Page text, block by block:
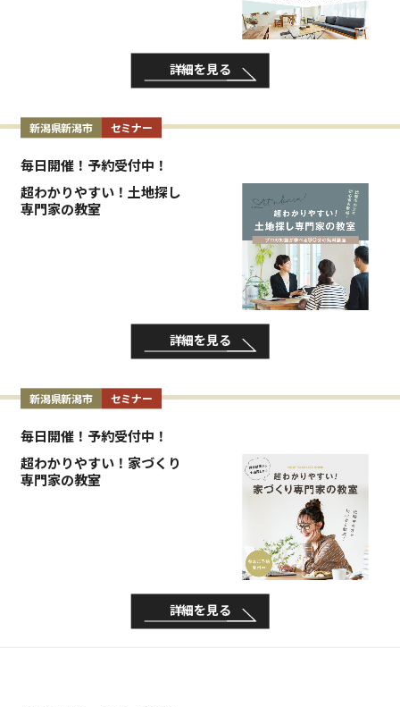
詳細を見る
新潟県新潟市 セミナー
毎日開催！予約受付中！
超わかりやすい！土地探し
専門家の教室
詳細を見る
新潟県新潟市 セミナー
毎日開催！予約受付中！
超わかりやすい！家づくり
専門家の教室
詳細を見る